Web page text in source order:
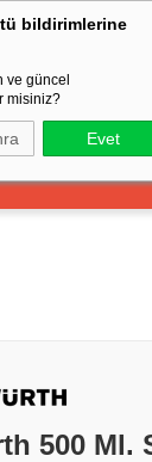
bildirimlerine
ve güncel
misiniz?
Evet
Dekorasyon
500 Ml.